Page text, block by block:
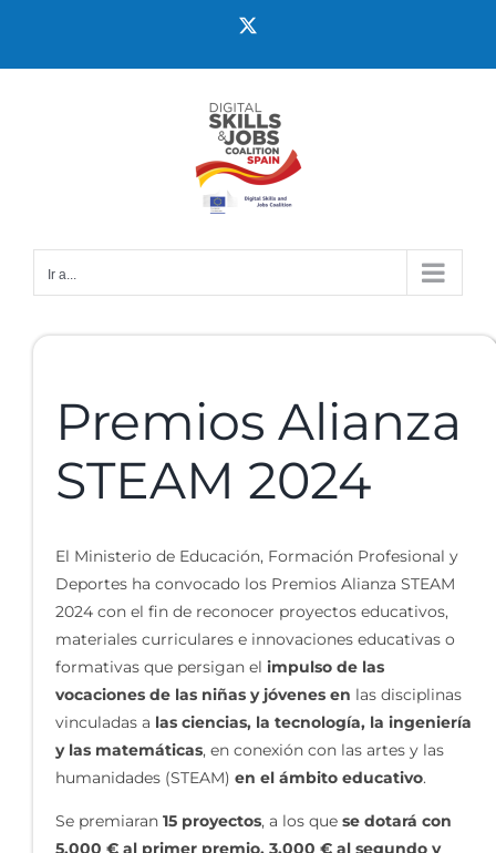
Ir a...
Premios Alianza
STEAM 2024
El Ministerio de Educación, Formación Profesional y
Deportes ha convocado los Premios Alianza STEAM
2024 con el fin de reconocer proyectos educativos,
materiales curriculares e innovaciones educativas o
formativas que persigan el impulso de las
vocaciones de las niñas y jóvenes en las disciplinas
vinculadas a las ciencias, la tecnología, la ingeniería
y las matemáticas, en conexión con las artes y las
humanidades (STEAM) en el ámbito educativo.
Se premiaran 15 proyectos, a los que se dotará con
5.000 € al primer premio, 3.000 € al segundo y